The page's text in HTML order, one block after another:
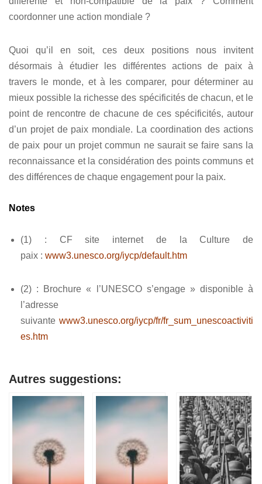
coordonner une action mondiale ?
Quoi qu’il en soit, ces deux positions nous invitent
désormais à étudier les différentes actions de paix à
travers le monde, et à les comparer, pour déterminer au
mieux possible la richesse des spécificités de chacun, et le
point de rencontre de chacune de ces spécificités, autour
d’un projet de paix mondiale. La coordination des actions
de paix pour un projet commun ne saurait se faire sans la
reconnaissance et la considération des points communs et
des différences de chaque engagement pour la paix.
Notes
(1) : CF site internet de la Culture de
paix : www3.unesco.org/iycp/default.htm
(2) : Brochure « l’UNESCO s’engage » disponible à
l’adresse
suivante www3.unesco.org/iycp/fr/fr_sum_unescoactiviti
es.htm
Autres suggestions: